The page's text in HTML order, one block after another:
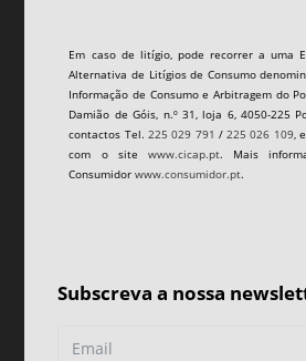
Em caso de litígio, pode recorrer a uma
Alternativa de Litígios de Consumo
Informação de Consumo e Arbitragem do
Damião de Góis, n.º 31, loja 6, 4050-225
contactos Tel. 225 029 791 /225 026 109,
com o site www.cicap.pt. Mais
Consumidorwww.consumidor.pt.
Subscreva a nossa